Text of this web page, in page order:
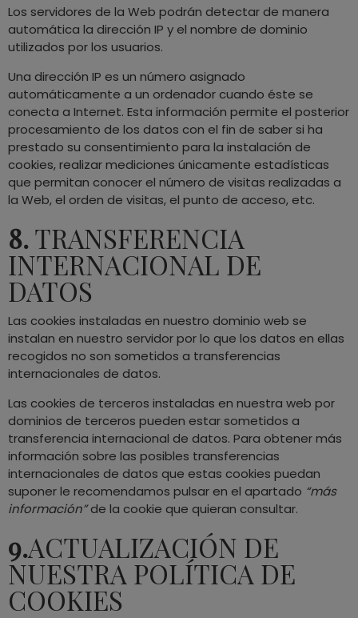
Los servidores de la Web podrán detectar de manera
automática la dirección IP y el nombre de dominio
utilizados por los usuarios.
Una dirección IP es un número asignado
automáticamente a un ordenador cuando éste se
conecta a Internet. Esta información permite el posterior
procesamiento de los datos con el fin de saber si ha
prestado su consentimiento para la instalación de
cookies, realizar mediciones únicamente estadísticas
que permitan conocer el número de visitas realizadas a
la Web, el orden de visitas, el punto de acceso, etc.
8.TRANSFERENCIA
INTERNACIONAL DE
DATOS
Las cookies instaladas en nuestro dominio web se
instalan en nuestro servidor por lo que los datos en ellas
recogidos no son sometidos a transferencias
internacionales de datos.
Las cookies de terceros instaladas en nuestra web por
dominios de terceros pueden estar sometidos a
transferencia internacional de datos. Para obtener más
información sobre las posibles transferencias
internacionales de datos que estas cookies puedan
suponer le recomendamos pulsar en el apartado “más
información”de la cookie que quieran consultar.
9.ACTUALIZACIÓN DE
NUESTRA POLÍTICA DE
COOKIES